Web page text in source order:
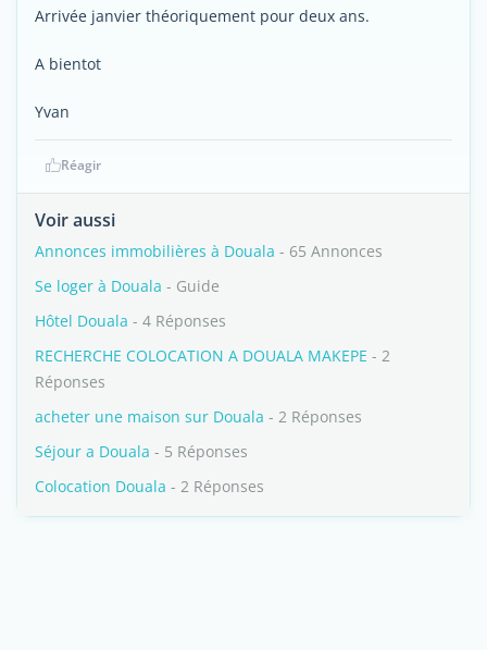
Arrivée janvier théoriquement pour deux ans.
A bientot
Yvan
Réagir
Voir aussi
Annonces immobilières à Douala - 65 Annonces
Se loger à Douala - Guide
Hôtel Douala - 4 Réponses
RECHERCHE COLOCATION A DOUALA MAKEPE - 2
Réponses
acheter une maison sur Douala - 2 Réponses
Séjour a Douala - 5 Réponses
Colocation Douala - 2 Réponses